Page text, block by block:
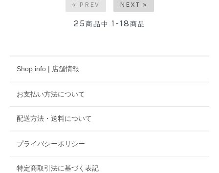
« PREV NEXT »
25商品中 1-18商品
Shop info | 店舗情報
お支払い方法について
配送方法・送料について
プライバシーポリシー
特定商取引法に基づく表記